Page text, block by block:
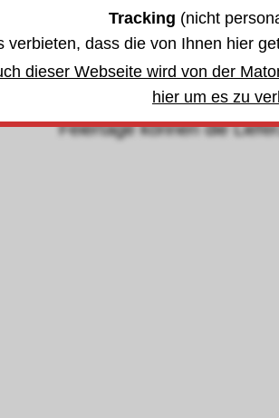
u. Garantie
bis Donnerstag, den 13.
können die
Tracking (nicht
verbieten, dass die von Ihnen hier
dieser Webseite wird von der
hier um es zu